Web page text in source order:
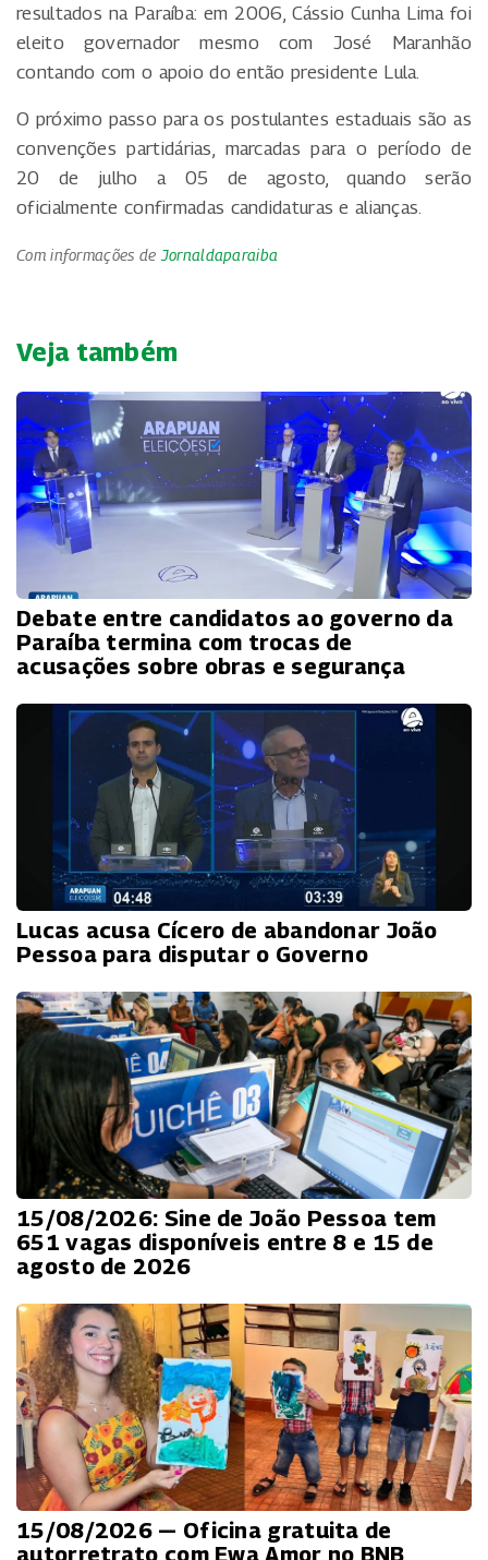
resultados na Paraíba: em 2006, Cássio Cunha Lima foi
eleito governador mesmo com José Maranhão
contando com o apoio do então presidente Lula.
O próximo passo para os postulantes estaduais são as
convenções partidárias, marcadas para o período de
20 de julho a 05 de agosto, quando serão
oficialmente confirmadas candidaturas e alianças.
Com informações de Jornaldaparaiba
Veja também
Debate entre candidatos ao governo da
Paraíba termina com trocas de
acusações sobre obras e segurança
Lucas acusa Cícero de abandonar João
Pessoa para disputar o Governo
15/08/2026: Sine de João Pessoa tem
651 vagas disponíveis entre 8 e 15 de
agosto de 2026
15/08/2026 — Oficina gratuita de
autorretrato com Ewa Amor no BNB